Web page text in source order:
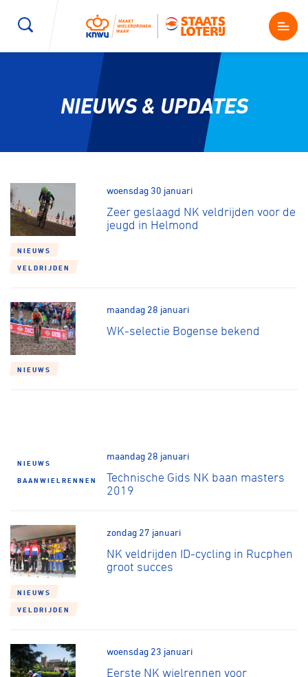
Kenniscentrum
Magazine
Nieuws
Shop
Producten en diensten
Over ons
Lid worden
NIEUWS & UPDATES
NIEUWS
VELDRIJDEN
woensdag 30 januari
Zeer geslaagd NK veldrijden voor de
jeugd in Helmond
NIEUWS
maandag 28 januari
WK-selectie Bogense bekend
NIEUWS
BAANWIELRENNEN
maandag 28 januari
Technische Gids NK baan masters
2019
NIEUWS
VELDRIJDEN
zondag 27 januari
NK veldrijden ID-cycling in Rucphen
groot succes
woensdag 23 januari
Eerste NK wielrennen voor
Mountainbiken
E-Racing
Baanwielrennen Strandrace
BMX freestyle
Pumptrack